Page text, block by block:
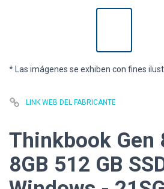
* Las imágenes se exhiben con fines
LINK WEB DEL FABRICANTE
Thinkbook Gen
8GB 512 GB